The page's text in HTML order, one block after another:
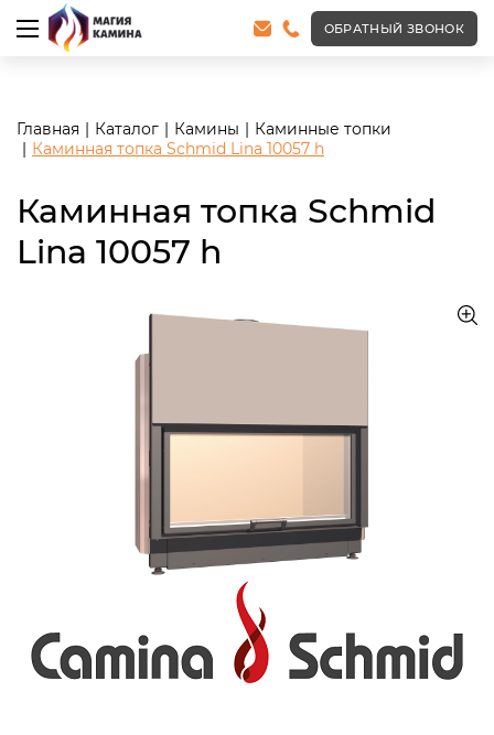
<meta name="robots" content="noindex, follow"/>
ОБРАТНЫЙ ЗВОНОК
Главная Каталог Камины
Каминные топки
Каминная топка Schmid Lina 10057 h
Каминная топка Schmid
Lina 10057 h